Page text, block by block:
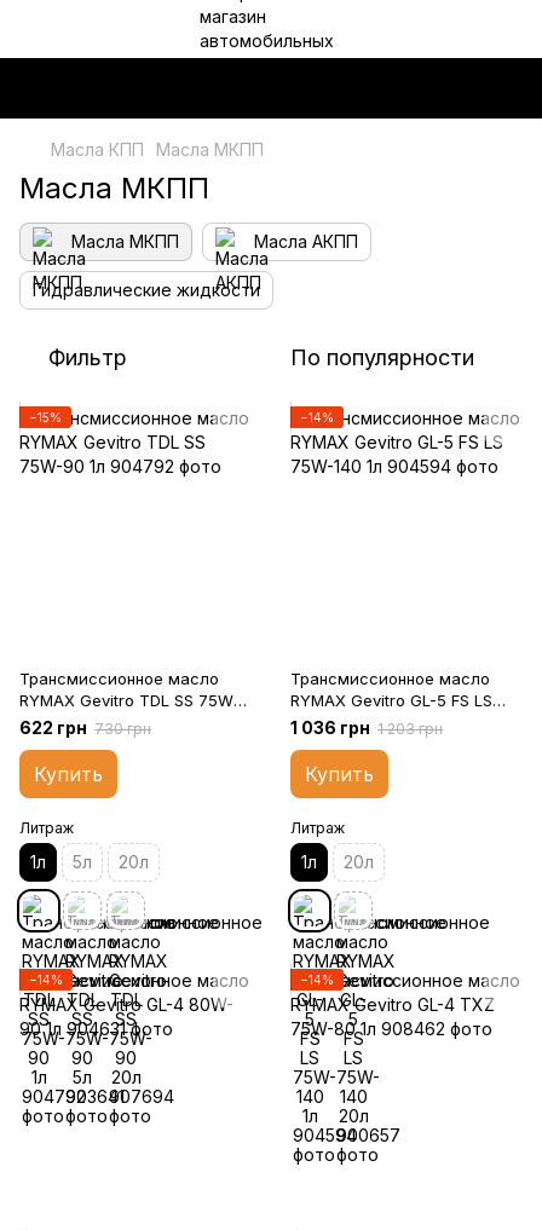
Масла КПП Масла МКПП
Масла МКПП
Масла МКПП Масла АКПП
Гидравлические жидкости
Фильтр По популярности
−15%
Трансмиссионное масло
RYMAX Gevitro TDL SS 75W-
90 1л
622 грн 730 грн
Купить
Литраж
1л 5л 20л
−14%
Трансмиссионное масло
RYMAX Gevitro GL-5 FS LS
75W-140 1л
1 036 грн 1 203 грн
Купить
Литраж
1л 20л
−14% −14%